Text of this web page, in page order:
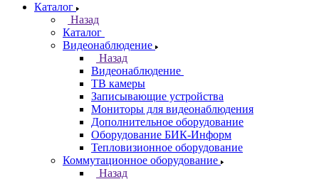
Каталог
Назад
Каталог
Видеонаблюдение
Назад
Видеонаблюдение
ТВ камеры
Записывающие устройства
Мониторы для видеонаблюдения
Дополнительное оборудование
Оборудование БИК-Информ
Тепловизионное оборудование
Коммутационное оборудование
Назад